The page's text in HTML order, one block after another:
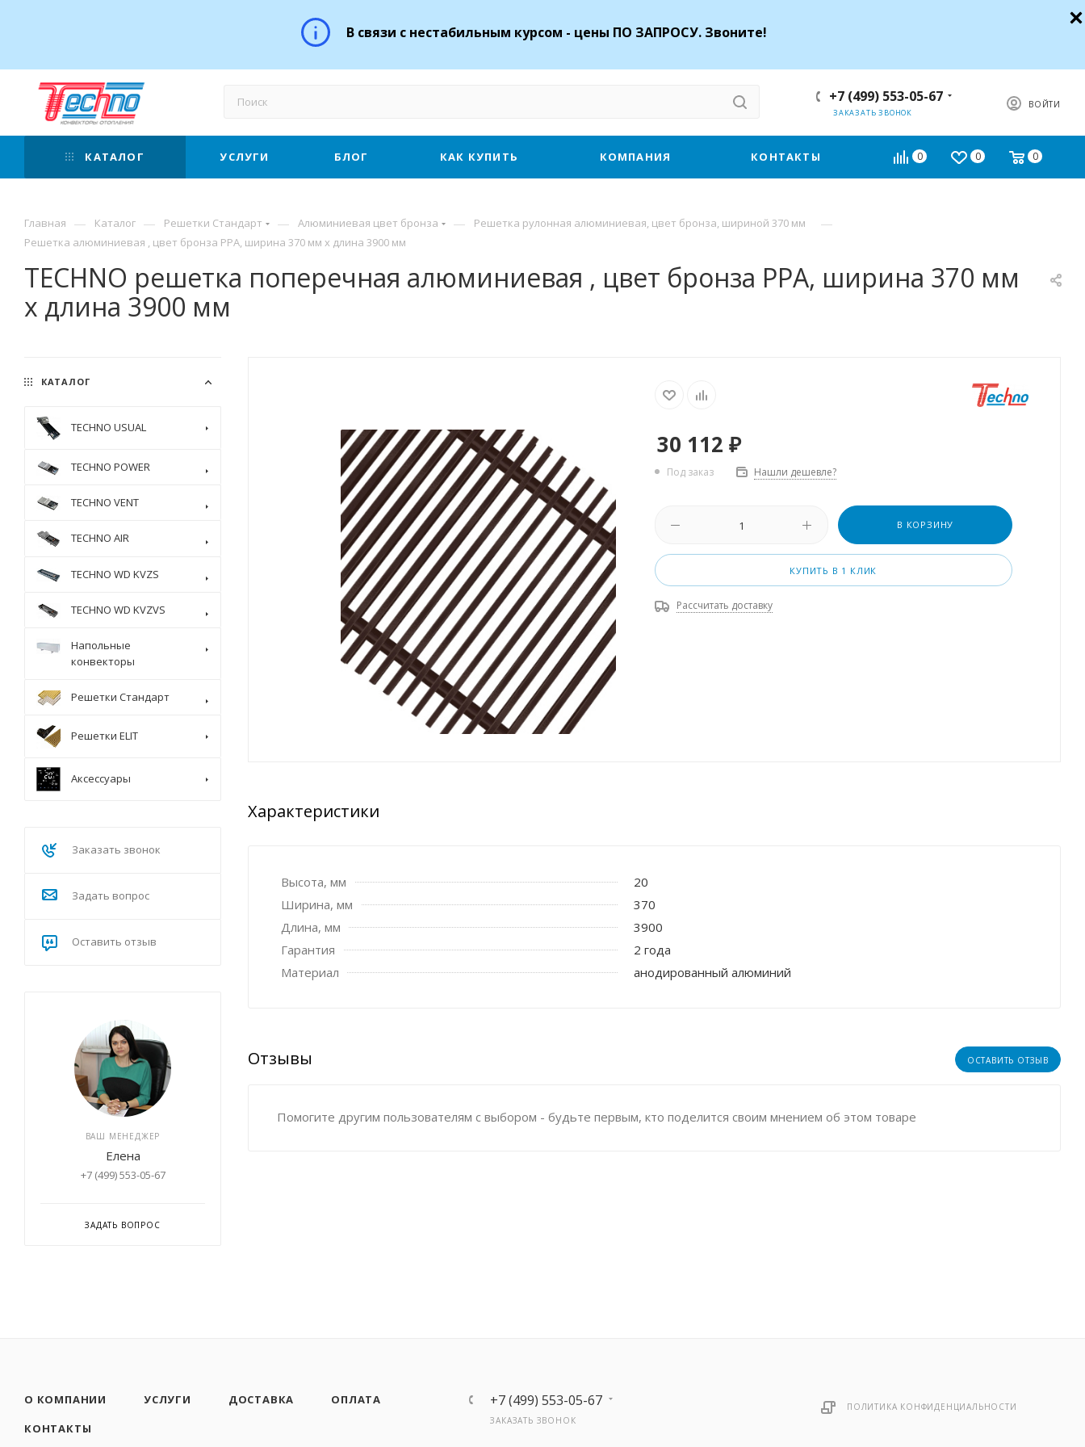
В связи с нестабильным курсом - цены ПО ЗАПРОСУ. Звоните!
ВОЙТИ
+7 (499) 553-05-67
ЗАКАЗАТЬ ЗВОНОК
0 0 0
КАТАЛОГ УСЛУГИ БЛОГ КАК КУПИТЬ КОМПАНИЯ КОНТАКТЫ
Главная — Каталог — Решетки Стандарт — Алюминиевая цвет бронза — Решетка рулонная алюминиевая, цвет бронза, шириной 370 мм —
Решетка алюминиевая , цвет бронза РРА, ширина 370 мм х длина 3900 мм
TECHNO решетка поперечная алюминиевая , цвет бронза РРА, ширина 370 мм
х длина 3900 мм
30 112 ₽
Под заказ Нашли дешевле?
В КОРЗИНУ
КУПИТЬ В 1 КЛИК
Рассчитать доставку
Характеристики
Высота, мм
20
Ширина, мм
370
Длина, мм
3900
Гарантия
2 года
Материал
анодированный алюминий
Отзывы ОСТАВИТЬ ОТЗЫВ
Помогите другим пользователям с выбором - будьте первым, кто поделится своим мнением об этом товаре
КАТАЛОГ
TECHNO USUAL
TECHNO POWER
TECHNO VENT
TECHNO AIR
TECHNO WD KVZS
TECHNO WD KVZVS
Напольные
конвекторы
Решетки Стандарт
Решетки ELIT
Аксессуары
Заказать звонок
Задать вопрос
Оставить отзыв
ВАШ МЕНЕДЖЕР
Елена
+7 (499) 553-05-67
ЗАДАТЬ ВОПРОС
О КОМПАНИИ УСЛУГИ ДОСТАВКА
ОПЛАТА
КОНТАКТЫ
+7 (499) 553-05-67
ЗАКАЗАТЬ ЗВОНОК
ПОЛИТИКА КОНФИДЕНЦИАЛЬНОСТИ